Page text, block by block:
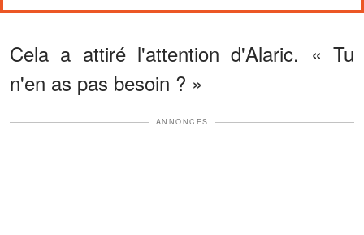
Cela a attiré l'attention d'Alaric. « Tu
n'en as pas besoin ? »
ANNONCES